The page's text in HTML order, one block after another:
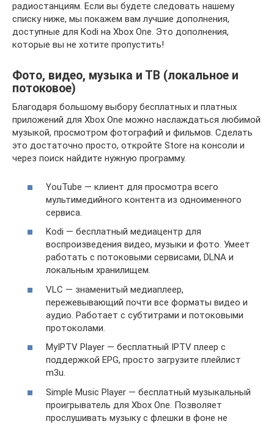
радиостанциям. Если вы будете следовать нашему
списку ниже, мы покажем вам лучшие дополнения,
доступные для Kodi на Xbox One. Это дополнения,
которые вы не хотите пропустить!
Фото, видео, музыка и ТВ (локальное и
потоковое)
Благодаря большому выбору бесплатных и платных
приложений для Xbox One можно наслаждаться любимой
музыкой, просмотром фотографий и фильмов. Сделать
это достаточно просто, откройте Store на консоли и
через поиск найдите нужную программу.
YouTube — клиент для просмотра всего
мультимедийного контента из одноименного
сервиса.
Kodi — бесплатный медиацентр для
воспроизведения видео, музыки и фото. Умеет
работать с потоковыми сервисами, DLNA и
локальным хранилищем.
VLC — знаменитый медиаплеер,
пережевывающий почти все форматы видео и
аудио. Работает с субтитрами и потоковыми
протоколами.
MyIPTV Player — бесплатный IPTV плеер с
поддержкой EPG, просто загрузите плейлист
m3u.
Simple Music Player — бесплатный музыкальный
проигрыватель для Xbox One. Позволяет
прослушивать музыку с флешки в фоне не